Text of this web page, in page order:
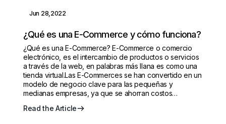
Jun 28,2022
¿Qué es una E-Commerce y cómo funciona?
¿Qué es una E-Commerce? E-Commerce o comercio
electrónico, es el intercambio de productos o servicios
a través de la web, en palabras más llana es como una
tienda virtual.Las E-Commerces se han convertido en un
modelo de negocio clave para las pequeñas y
medianas empresas, ya que se ahorran costos…
Read the Article